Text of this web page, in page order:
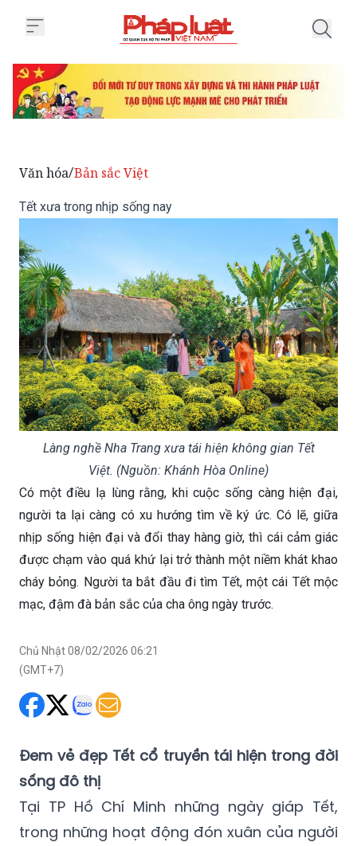
Văn hóa/Bản sắc Việt
Tết xưa trong nhịp sống nay
Làng nghề Nha Trang xưa tái hiện không gian Tết
Việt. (Nguồn: Khánh Hòa Online)
Có một điều lạ lùng rằng, khi cuộc sống càng hiện đại,
người ta lại càng có xu hướng tìm về ký ức. Có lẽ, giữa
nhịp sống hiện đại và đổi thay hàng giờ, thì cái cảm giác
được chạm vào quá khứ lại trở thành một niềm khát khao
cháy bỏng. Người ta bắt đầu đi tìm Tết, một cái Tết mộc
mạc, đậm đà bản sắc của cha ông ngày trước.
Chủ Nhật 08/02/2026 06:21
(GMT+7)
Đem vẻ đẹp Tết cổ truyền tái hiện trong đời
sống đô thị
Tại TP Hồ Chí Minh những ngày giáp Tết,
trong những hoạt động đón xuân của người